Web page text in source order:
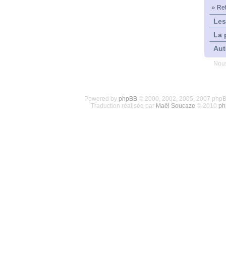
»
La
Powered by phpBB© 2000, 2002, 2005, 2007
Traduction réalisée par Maël Soucaze © 2010